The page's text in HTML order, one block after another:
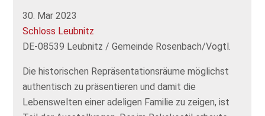
30. Mar 2023
Schloss Leubnitz
DE-08539 Leubnitz / Gemeinde Rosenbach/Vogtl.
Die historischen Repräsentationsräume möglichst
authentisch zu präsentieren und damit die
Lebenswelten einer adeligen Familie zu zeigen, ist